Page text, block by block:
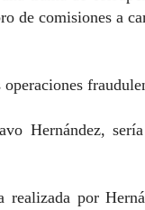
de comisiones a
Hernández,
por